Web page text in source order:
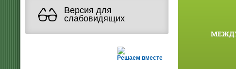
Версия для
слабовидящих
Решаем вместе